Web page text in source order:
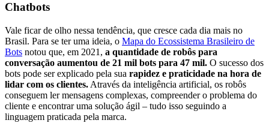
Chatbots
Vale ficar de olho nessa tendência, que cresce cada dia mais no
Brasil. Para se ter uma ideia, o Mapa do Ecossistema Brasileiro de
Bots notou que, em 2021, a quantidade de robôs para
conversação aumentou de 21 mil bots para 47 mil. O sucesso dos
bots pode ser explicado pela sua rapidez e praticidade na hora de
lidar com os clientes. Através da inteligência artificial, os robôs
conseguem ler mensagens complexas, compreender o problema do
cliente e encontrar uma solução ágil – tudo isso seguindo a
linguagem praticada pela marca.